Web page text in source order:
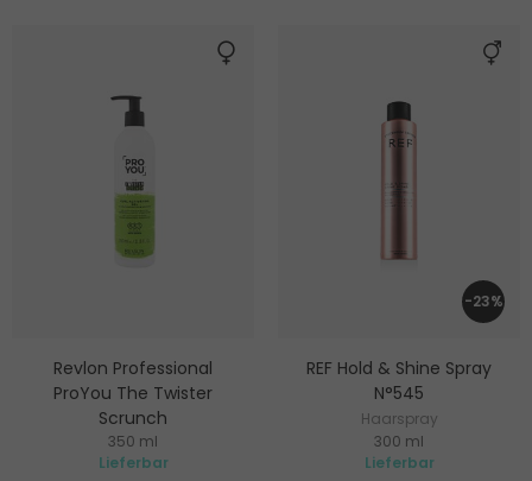
Revlon Professional
ProYou The Twister
Scrunch
Haargel für Locken- und
Wellendefinition
350 ml
Lieferbar
-23%
REF Hold & Shine Spray
N°545
Haarspray
300 ml
Lieferbar